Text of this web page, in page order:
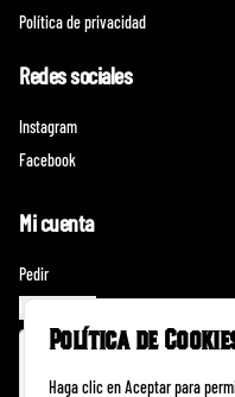
Política de privacidad
Redes sociales
Instagram
Facebook
Mi cuenta
Pedir
Iniciar sesión
Política de
Haga clic en Aceptar para